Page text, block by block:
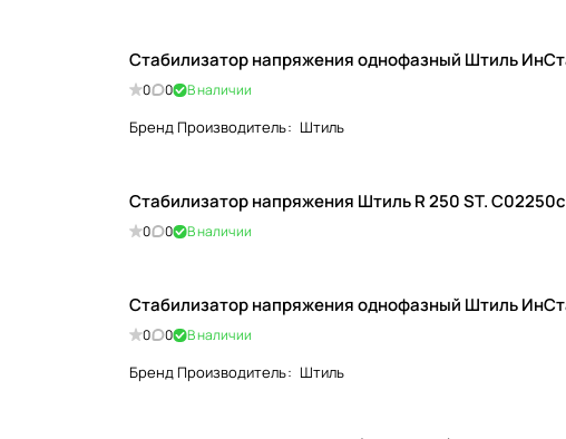
0 0 В наличии
Бренд Производитель: Штиль
Стабилизатор напряжения Штиль R 250 ST. С02250с
0 0 В наличии
0 0 В наличии
Бренд Производитель: Штиль